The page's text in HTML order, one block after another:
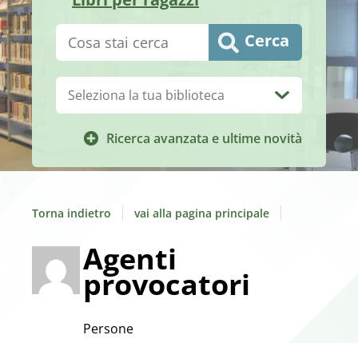
Cerca su "Catalogo" Cerca
Ricerca avanzata e ultime novità
Biblioteca:
Torna indietro vai alla pagina principale
Agenti
provocatori
Persone